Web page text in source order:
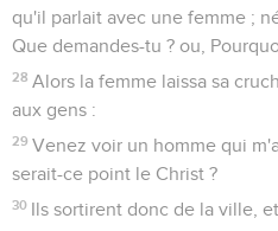
qu'il parlait avec une femme ;
Que demandes-tu ? ou,
28 Alors la femme laissa sa
aux gens :
29 Venez voir un homme qui
serait-ce point le Christ ?
30 Ils sortirent donc de la ville,